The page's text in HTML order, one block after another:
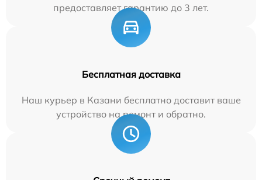
предоставляет гарантию до 3 лет.
Бесплатная доставка
Наш курьер в Казани бесплатно доставит ваше
устройство на ремонт и обратно.